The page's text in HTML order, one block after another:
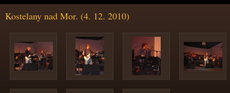
Kostelany nad Mor. (4. 12. 2010)